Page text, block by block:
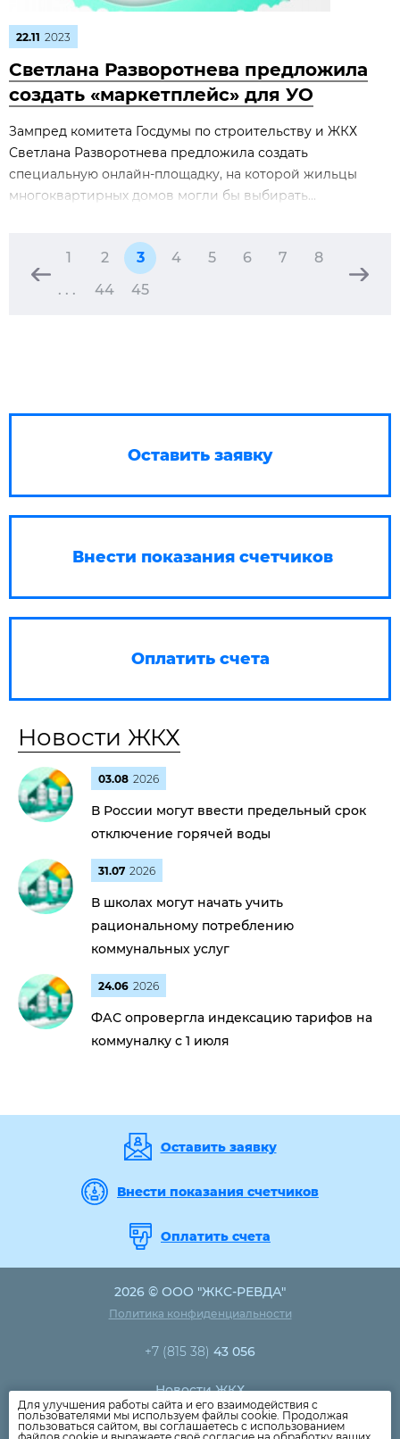
22.11 2023
Светлана Разворотнева предложила
создать «маркетплейс» для УО
Зампред комитета Госдумы по строительству и ЖКХ
Светлана Разворотнева предложила создать
специальную онлайн-площадку, на которой жильцы
многоквартирных домов могли бы выбирать...
1 2 3 4 5 6 7
8
. . .
44 45
Оставить заявку
Внести показания счетчиков
Оплатить счета
Новости ЖКХ
03.08 2026
В России могут ввести предельный срок
отключение горячей воды
31.07 2026
В школах могут начать учить
рациональному потреблению
коммунальных услуг
24.06 2026
ФАС опровергла индексацию тарифов на
коммуналку с 1 июля
Оставить заявку
Внести показания счетчиков
Оплатить счета
2026 © ООО "ЖКС-РЕВДА"
Политика конфиденциальности
+7 (815 38) 43 056
Новости ЖКХ
Новости компании
Как оплатить
Для улучшения работы сайта и его взаимодействия с
пользователями мы используем файлы cookie. Продолжая
пользоваться сайтом, вы соглашаетесь с использованием